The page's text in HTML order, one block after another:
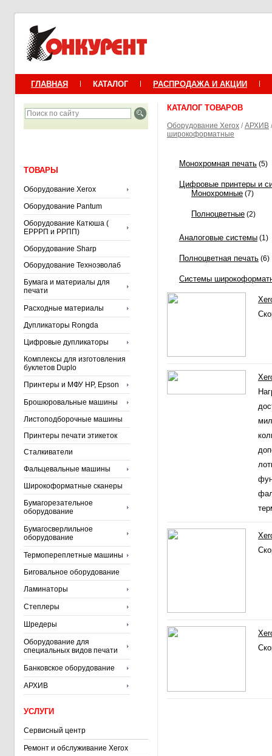
ГЛАВНАЯ КАТАЛОГ РАСПРОДАЖА И АКЦИИ
ТОВАРЫ
Оборудование Xerox
Оборудование Pantum
Оборудование Катюша (
ЕРРРП и РРПП)
Оборудование Sharp
Оборудование Техноэволаб
Бумага и материалы для
печати
Расходные материалы
Дупликаторы Rongda
Цифровые дупликаторы
Комплексы для изготовления
буклетов Duplo
Принтеры и МФУ HP, Epson
Брошюровальные машины
Листоподборочные машины
Принтеры печати этикеток
Сталкиватели
Фальцевальные машины
Широкоформатные сканеры
Бумагорезательное
оборудование
Бумагосверлильное
оборудование
Термопереплетные машины
Биговальное оборудование
Ламинаторы
Степлеры
Шредеры
Оборудование для
специальных видов печати
Банковское оборудование
АРХИВ
УСЛУГИ
Сервисный центр
Ремонт и обслуживание Xerox
КАТАЛОГ ТОВАРОВ
Оборудование Xerox /АРХИВ
широкоформатные
Монохромная печать (5)
Цифровые принтеры и
Монохромные (7)
Полноцветные (2)
Аналоговые системы (1)
Полноцветная печать (6)
Системы